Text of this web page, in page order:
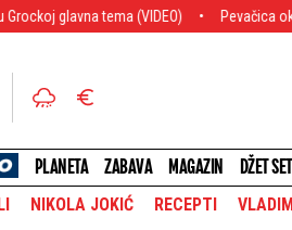
(VIDEO) Pevačica okupana krvlju!
PLANETA ZABAVA MAGAZIN DŽET SET
NIKOLA JOKIĆ RECEPTI